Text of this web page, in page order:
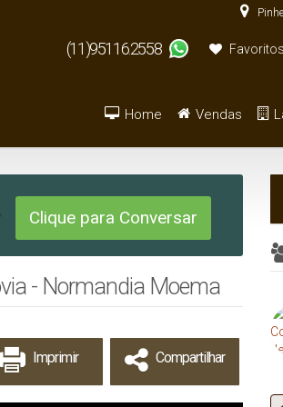
Favoritos
Vendas
Home
Clique para Conversar
- Normandia Moema
Imprimir Compartilhar